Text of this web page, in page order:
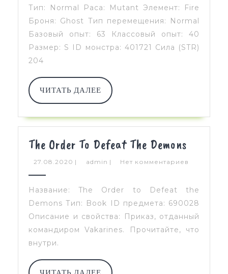
Тип: Normal Раса: Mutant Элемент: Fire
Броня: Ghost Тип перемещения: Normal
Базовый опыт: 63 Классовый опыт: 40
Размер: S ID монстра: 401721 Cила (STR)
204
ЧИТАТЬ ДАЛЕЕ ЧИТАТЬ
ДАЛЕЕ
The Order To Defeat The Demons
Order
Defeat
The
Demons
27.08.2020 27.08.2020
| admin admin
| Нет комментариев
Название: The Order to Defeat the
Demons Тип: Book ID предмета: 690028
Описание и свойства: Приказ, отданный
командиром Vakarines. Прочитайте, что
внутри.